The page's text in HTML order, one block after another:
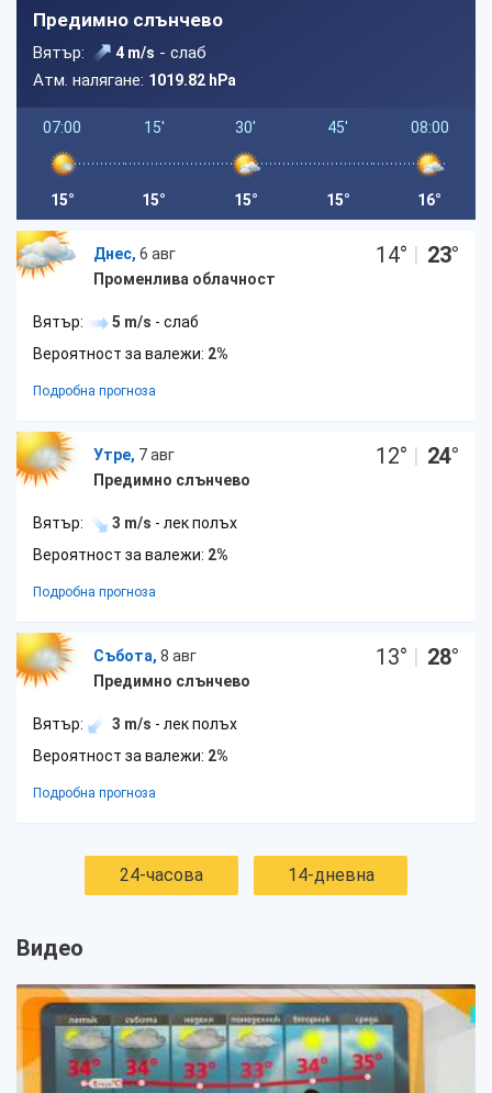
Предимно слънчево
Вятър: 4 m/s - слаб
Атм. налягане: 1019.82 hPa
07:00
15°
15'
15°
30'
15°
45'
15°
08:00
16°
Днес, 6 авг
Променлива облачност
14° | 23°
Вятър: 5 m/s - слаб
Вероятност за валежи: 2%
Подробна прогноза
Утре, 7 авг
Предимно слънчево
12° | 24°
Вятър: 3 m/s - лек полъх
Вероятност за валежи: 2%
Подробна прогноза
Събота, 8 авг
Предимно слънчево
13° | 28°
Вятър: 3 m/s - лек полъх
Вероятност за валежи: 2%
Подробна прогноза
24-часова 14-дневна
Видео